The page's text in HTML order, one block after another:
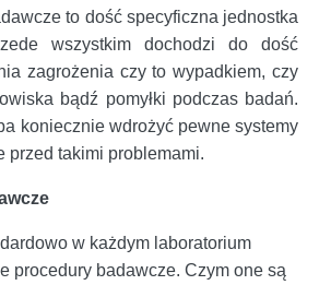
to dość specyficzna jednostka
wszystkim dochodzi do dość
zagrożenia czy to wypadkiem, czy
bądź pomyłki podczas badań.
koniecznie wdrożyć pewne systemy
przed takimi problemami.
w każdym laboratorium
procedury badawcze. Czym one są